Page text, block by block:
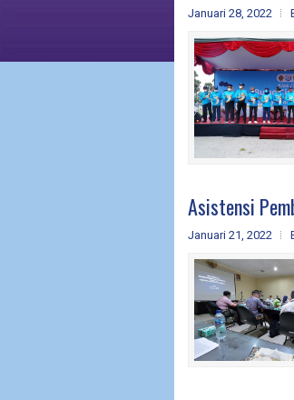
Januari 28, 2022
Asistensi
Januari 21, 2022